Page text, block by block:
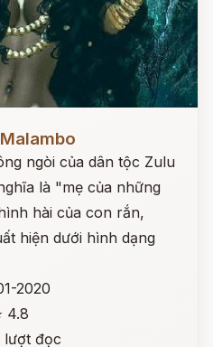
ngòi của dân tộc Zulu
là "mẹ của những
hài của con rắn,
hiện dưới hình dạng
2020
4.8
lượt đọc